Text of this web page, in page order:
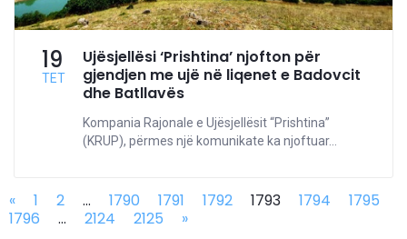
19
TET
Ujësjellësi ‘Prishtina’ njofton për
gjendjen me ujë në liqenet e Badovcit
dhe Batllavës
Kompania Rajonale e Ujësjellësit “Prishtina”
(KRUP), përmes një komunikate ka njoftuar...
« 1 2 ... 1790 1791 1792 1793 1794
1795
1796
... 2124 2125 »